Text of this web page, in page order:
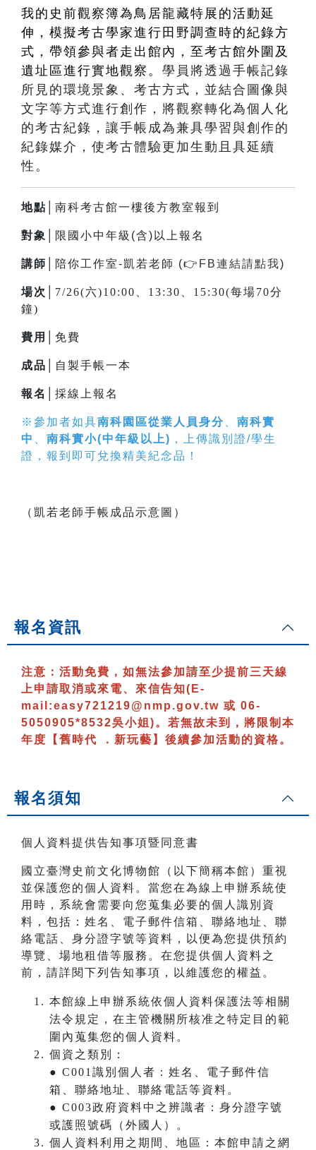
我的史前觀察簿為鳥居龍藏特展的活動延
伸，模擬考古學家進行田野調查時的紀錄方
式，帶領參與者走出館內，至考古館外圍及
遺址區進行實地觀察。 學員將透過手帳記錄
所見的環境景象、考古方式，並結合圖像與
文字等方式進行創作，將觀察轉化為個人化
的考古紀錄，讓手帳成為兼具學習與創作的
紀錄媒介，使考古體驗更加生動且具延續
性。
地點│ 南科考古館一樓後方教室報到
對象│ 限國小中年級(含)以上報名
講師│ 陪你工作室-凱若老師 (👉 FB連結請點我)
場次│ 7/26(六)10:00、13:30、15:30(每場70分
鐘)
費用│ 免費
成品│ 自製手帳一本
報名│ 採線上報名
※參加者如具南科園區從業人員身分
南科實
中
南科實小(中年級以上) ，上傳識別證/學生
證，報到即可兌換精美紀念品！
（凱若老師手帳成品示意圖）
報名資訊
注意： 活動免費，如無法參加請至少提前三天線
上申請取消或來電、來信告知(E-
mail:easy721219@nmp.gov.tw 或 06-
5050905*8532吳小姐)。若無故未到，將限制本
年度【舊時代 ．新玩藝】後續參加活動的資格。
報名須知
個人資料提供告知事項暨同意書
國立臺灣史前文化博物館（以下簡稱本館）重視
並保護您的個人資料。當您在為線上申辦系統使
用時，系統會需要向您蒐集必要的個人識別資
料，包括：姓名、電子郵件信箱、聯絡地址、聯
絡電話、身分證字號等資料，以便為您提供預約
導覽、場地租借等服務。在您提供個人資料之
前，請詳閱下列告知事項，以維護您的權益。
本館線上申辦系統依個人資料保護法等相關
法令規定，在主管機關所核准之特定目的範
圍內蒐集您的個人資料。
個資之類別：
● C001識別個人者：姓名、電子郵件信
箱、聯絡地址、聯絡電話等資料。
● C003政府資料中之辨識者：身分證字號
或護照號碼（外國人）。
個人資料利用之期間、地區：本館申請之網